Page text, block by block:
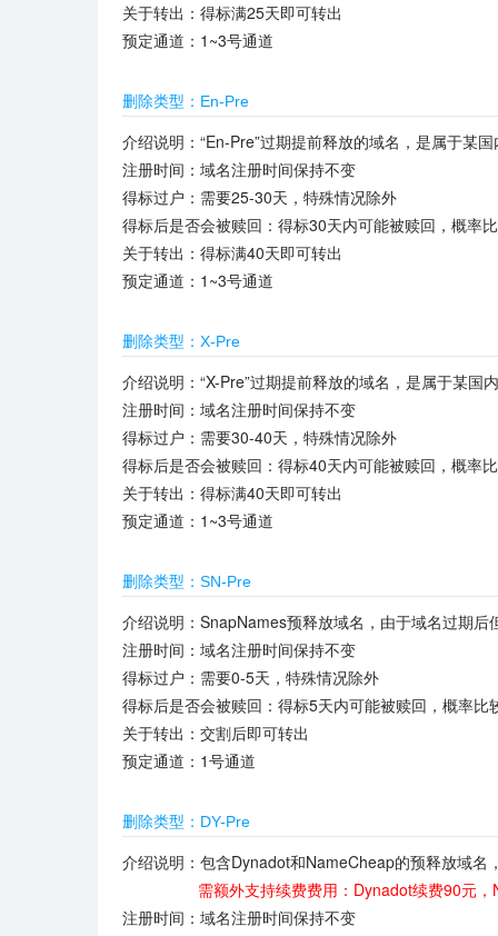
关于转出：得标满25天即可转出
预定通道：1~3号通道
删除类型：En-Pre
介绍说明：“En-Pre”过期提前释放的域名，是属于某
注册时间：域名注册时间保持不变
得标过户：需要25-30天，特殊情况除外
得标后是否会被赎回：得标30天内可能被赎回，概率
关于转出：得标满40天即可转出
预定通道：1~3号通道
删除类型：X-Pre
介绍说明：“X-Pre”过期提前释放的域名，是属于某
注册时间：域名注册时间保持不变
得标过户：需要30-40天，特殊情况除外
得标后是否会被赎回：得标40天内可能被赎回，概率
关于转出：得标满40天即可转出
预定通道：1~3号通道
删除类型：SN-Pre
介绍说明：SnapNames预释放域名，由于域名过期
注册时间：域名注册时间保持不变
得标过户：需要0-5天，特殊情况除外
得标后是否会被赎回：得标5天内可能被赎回，概率比
关于转出：交割后即可转出
预定通道：1号通道
删除类型：DY-Pre
介绍说明：包含Dynadot和NameCheap的预释放域
需额外支持续费费用： Dynadot续费90元，
注册时间：域名注册时间保持不变